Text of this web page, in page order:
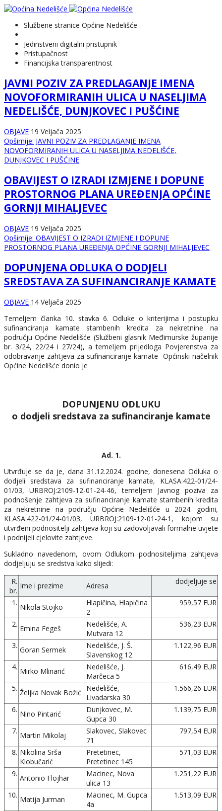
Službene stranice Općine Nedelišće
Jedinstveni digitalni pristupnik
Pristupačnost
Financijska transparentnost
JAVNI POZIV ZA PREDLAGANJE IMENA
NOVOFORMIRANIH ULICA U NASELJIMA
NEDELIŠĆE, DUNJKOVEC I PUŠĆINE
OBJAVE 19 Veljača 2025
Opširnije: JAVNI POZIV ZA PREDLAGANJE IMENA
NOVOFORMIRANIH ULICA U NASELJIMA NEDELIŠĆE,
DUNJKOVEC I PUŠĆINE
OBAVIJEST O IZRADI IZMJENE I DOPUNE
PROSTORNOG PLANA UREĐENJA OPĆINE
GORNJI MIHALJEVEC
OBJAVE 19 Veljača 2025
Opširnije: OBAVIJEST O IZRADI IZMJENE I DOPUNE
PROSTORNOG PLANA UREĐENJA OPĆINE GORNJI MIHALJEVEC
DOPUNJENA ODLUKA O DODJELI
SREDSTAVA ZA SUFINANCIRANJE KAMATE
OBJAVE 14 Veljača 2025
Temeljem članka 10. stavka 6. Odluke o kriterijima i postupku
sufinanciranja kamate stambenih kredita za nekretnine na
području Općine Nedelišće (Službeni glasnik Međimurske županije
br. 3/24, 22/24 i 27/24), a temeljem prijedloga Povjerenstva za
odobravanje zahtjeva za sufinanciranje kamate Općinski načelnik
Općine Nedelišće donio je
DOPUNJENU ODLUKU
o dodjeli sredstava za sufinanciranje kamate
Ad. 1.
Utvrđuje se da je, dana 31.12.2024. godine, donesena Odluka o
dodjeli sredstava za sufinanciranje kamate, KLASA:422-01/24-
01/03, URBROJ:2109-12-01-24-46, temeljem Javnog poziva za
podnošenje zahtjeva za sufinanciranje kamate stambenih kredita
za nekretnine na području Općine Nedelišće u 2024. godini,
KLASA:422-01/24-01/03, URBROJ:2109-12-01-24-1, kojom su
utvrđeni podnositelji zahtjeva koji su zadovoljavali formalne uvjete
i podnijeli cjelovite zahtjeve.
Sukladno navedenom, ovom Odlukom podnositeljima zahtjeva
dodjeljuju se sredstva kako slijedi:
R.
br.
Ime i prezime Adresa dodjeljuje se
1. Nikola Stojko
Hlapičina, Hlapičina
2
959,57 EUR
2. Emina Fegeš
Nedelišće, A.
Mutvara 12
536,23 EUR
3. Goran Sermek
Nedelišće, J. Š.
Slavenskog 12
1.122,96 EUR
4. Mirko Mlinarić
Nedelišće, J.
Marčeca 5
616,49 EUR
5. Željka Novak Božić
Nedelišće,
Livadarska 30
1.566,26 EUR
6. Nino Pintarić
Dunjkovec, M.
Gupca 30
1.139,75 EUR
7. Martin Mikolaj
Slakovec, Slakovec
71
797,54 EUR
8. Nikolina Srša
Klobučarić
Pretetinec,
Pretetinec 145
571,03 EUR
9. Antonio Flojhar
Macinec, Nova
ulica 13
1.251,22 EUR
10. Matija Jurman
Macinec, M. Gupca
4a
1.513,09 EUR